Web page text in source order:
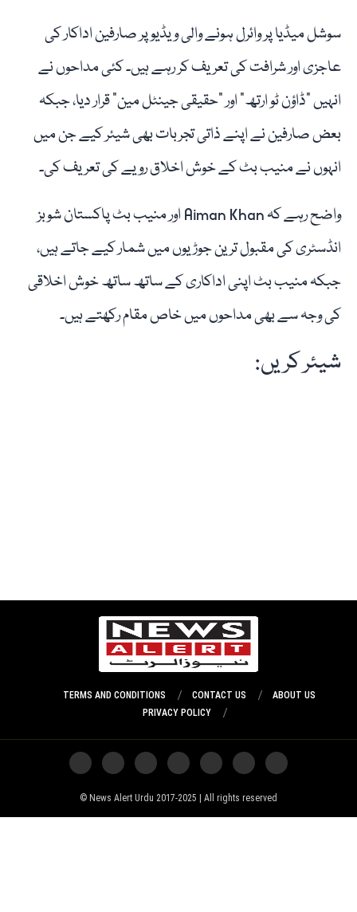
سوشل میڈیا پر وائرل ہونے والی ویڈیو پر صارفین اداکار کی
عاجزی اور شرافت کی تعریف کر رہے ہیں۔ کئی مداحوں نے
انہیں “ڈاؤن ٹو ارتھ” اور “حقیقی جینٹل مین” قرار دیا، جبکہ
بعض صارفین نے اپنے ذاتی تجربات بھی شیئر کیے جن میں
انہوں نے منیب بٹ کے خوش اخلاق رویے کی تعریف کی۔
واضح رہے کہ Aiman Khan اور منیب بٹ پاکستان شوبز
انڈسٹری کی مقبول ترین جوڑیوں میں شمار کیے جاتے ہیں،
جبکہ منیب بٹ اپنی اداکاری کے ساتھ ساتھ خوش اخلاقی
کی وجہ سے بھی مداحوں میں خاص مقام رکھتے ہیں۔
شیئر کریں:
ABOUT US
CONTACT US
TERMS AND CONDITIONS
PRIVACY POLICY
News Alert Urdu 2017-2025 | All rights reserved ©